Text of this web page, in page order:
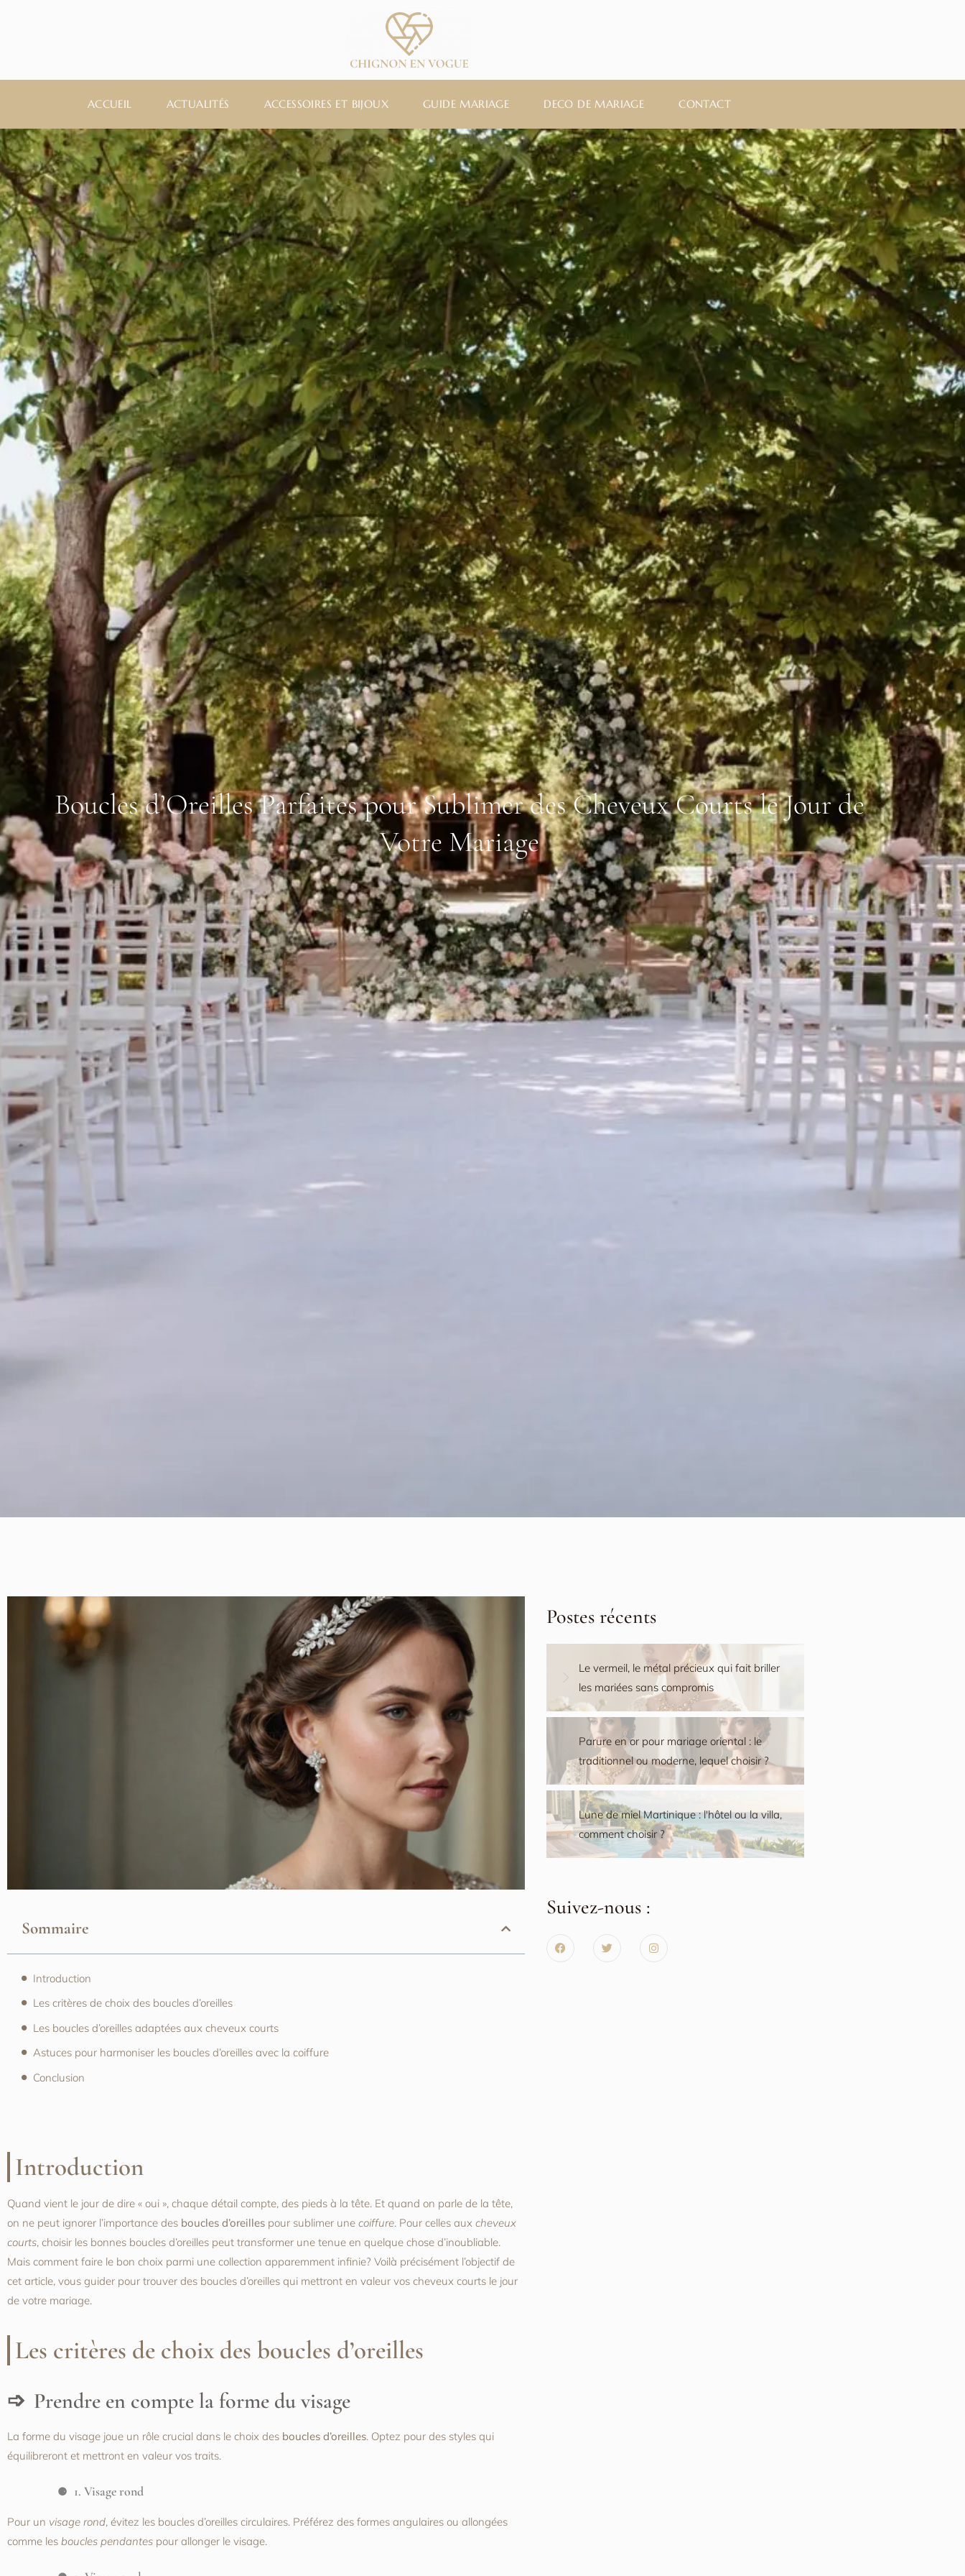
ACCUEIL ACTUALITÉS ACCESSOIRES ET BIJOUX GUIDE MARIAGE DECO DE MARIAGE CONTACT
Boucles d’Oreilles Parfaites pour Sublimer des Cheveux Courts le Jour de
Votre Mariage
Sommaire
Introduction
Les critères de choix des boucles d’oreilles
Les boucles d’oreilles adaptées aux cheveux courts
Astuces pour harmoniser les boucles d’oreilles avec la coiffure
Conclusion
Introduction
Quand vient le jour de dire « oui », chaque détail compte, des pieds à la tête. Et quand on parle de la tête,
on ne peut ignorer l’importance des boucles d’oreilles pour sublimer une coiffure. Pour celles aux cheveux
courts, choisir les bonnes boucles d’oreilles peut transformer une tenue en quelque chose d’inoubliable.
Mais comment faire le bon choix parmi une collection apparemment infinie? Voilà précisément l’objectif de
cet article, vous guider pour trouver des boucles d’oreilles qui mettront en valeur vos cheveux courts le jour
de votre mariage.
Les critères de choix des boucles d’oreilles
Prendre en compte la forme du visage
La forme du visage joue un rôle crucial dans le choix des boucles d’oreilles. Optez pour des styles qui
équilibreront et mettront en valeur vos traits.
1. Visage rond
Pour un visage rond, évitez les boucles d’oreilles circulaires. Préférez des formes angulaires ou allongées
comme les boucles pendantes pour allonger le visage.
Postes récents
Le vermeil, le métal précieux qui fait briller
les mariées sans compromis
Parure en or pour mariage oriental : le
traditionnel ou moderne, lequel choisir ?
Lune de miel Martinique : l'hôtel ou la villa,
comment choisir ?
Suivez-nous :